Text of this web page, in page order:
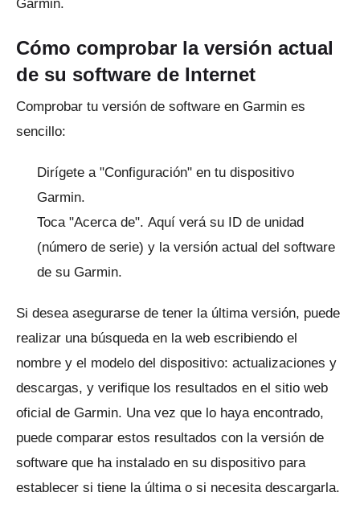
Garmin.
Cómo comprobar la versión actual
de su software de Internet
Comprobar tu versión de software en Garmin es
sencillo:
Dirígete a "Configuración" en tu dispositivo
Garmin.
Toca "Acerca de". Aquí verá su ID de unidad
(número de serie) y la versión actual del software
de su Garmin.
Si desea asegurarse de tener la última versión, puede
realizar una búsqueda en la web escribiendo el
nombre y el modelo del dispositivo: actualizaciones y
descargas, y verifique los resultados en el sitio web
oficial de Garmin. Una vez que lo haya encontrado,
puede comparar estos resultados con la versión de
software que ha instalado en su dispositivo para
establecer si tiene la última o si necesita descargarla.